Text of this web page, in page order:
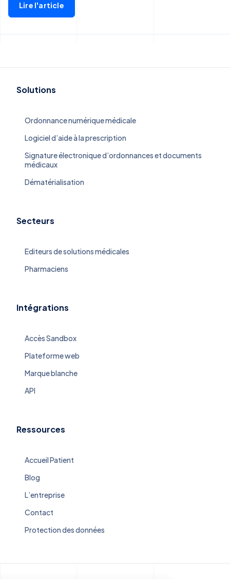
Lire l'article
Solutions
Ordonnance numérique médicale
Logiciel d’aide à la prescription
Signature électronique d’ordonnances et documents
médicaux
Dématérialisation
Secteurs
Editeurs de solutions médicales
Pharmaciens
Intégrations
Accès Sandbox
Plateforme web
Marque blanche
API
Ressources
Accueil Patient
Blog
L’entreprise
Contact
Protection des données